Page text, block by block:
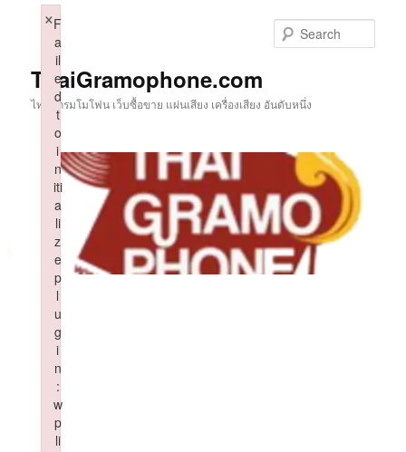
ThaiGramophone.com
ไทยแกรมโมโฟน เว็บซื้อขาย แผ่นเสียง เครื่องเสียง อันดับหนึ่ง
F
a
il
e
d
t
o
i
n
iti
a
li
z
e
p
l
u
g
i
n
:
w
p
li
×